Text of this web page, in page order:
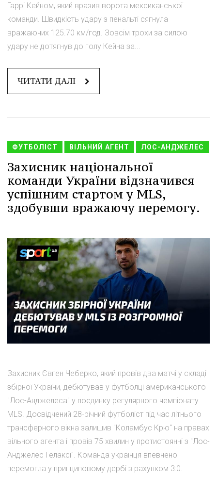
Гаррі Кейном, який вразив ворота мексиканської
команди. Швидкість удару з пенальті сягнула
вражаючих 125.70 км/год. Зовсім трохи за силою
удару не дотягнув до голу Кейна за...
ЧИТАТИ ДАЛІ
ФУТБОЛІСТ ВІЛЬНИЙ АГЕНТ ЛОС-АНДЖЕЛЕС
Захисник національної
команди України відзначився
успішним стартом у MLS,
здобувши вражаючу перемогу.
Захисник Євген Чеберко, який провів два матчі у складі
збірної України, дебютував у футболці американського
"Лос-Анджелеса" у поєдинку регулярного чемпіонату
MLS. Досвідчений 28-річний футболіст під час літнього
трансферного вікна залишив "Коламбус Крю" на правах
вільного агента і провів 75 хвилин у протистоянні з "Лос-
Анджелес Гелаксі". Команда українця впевнено
перемогла у принциповому дербі з рахунком 3:0.